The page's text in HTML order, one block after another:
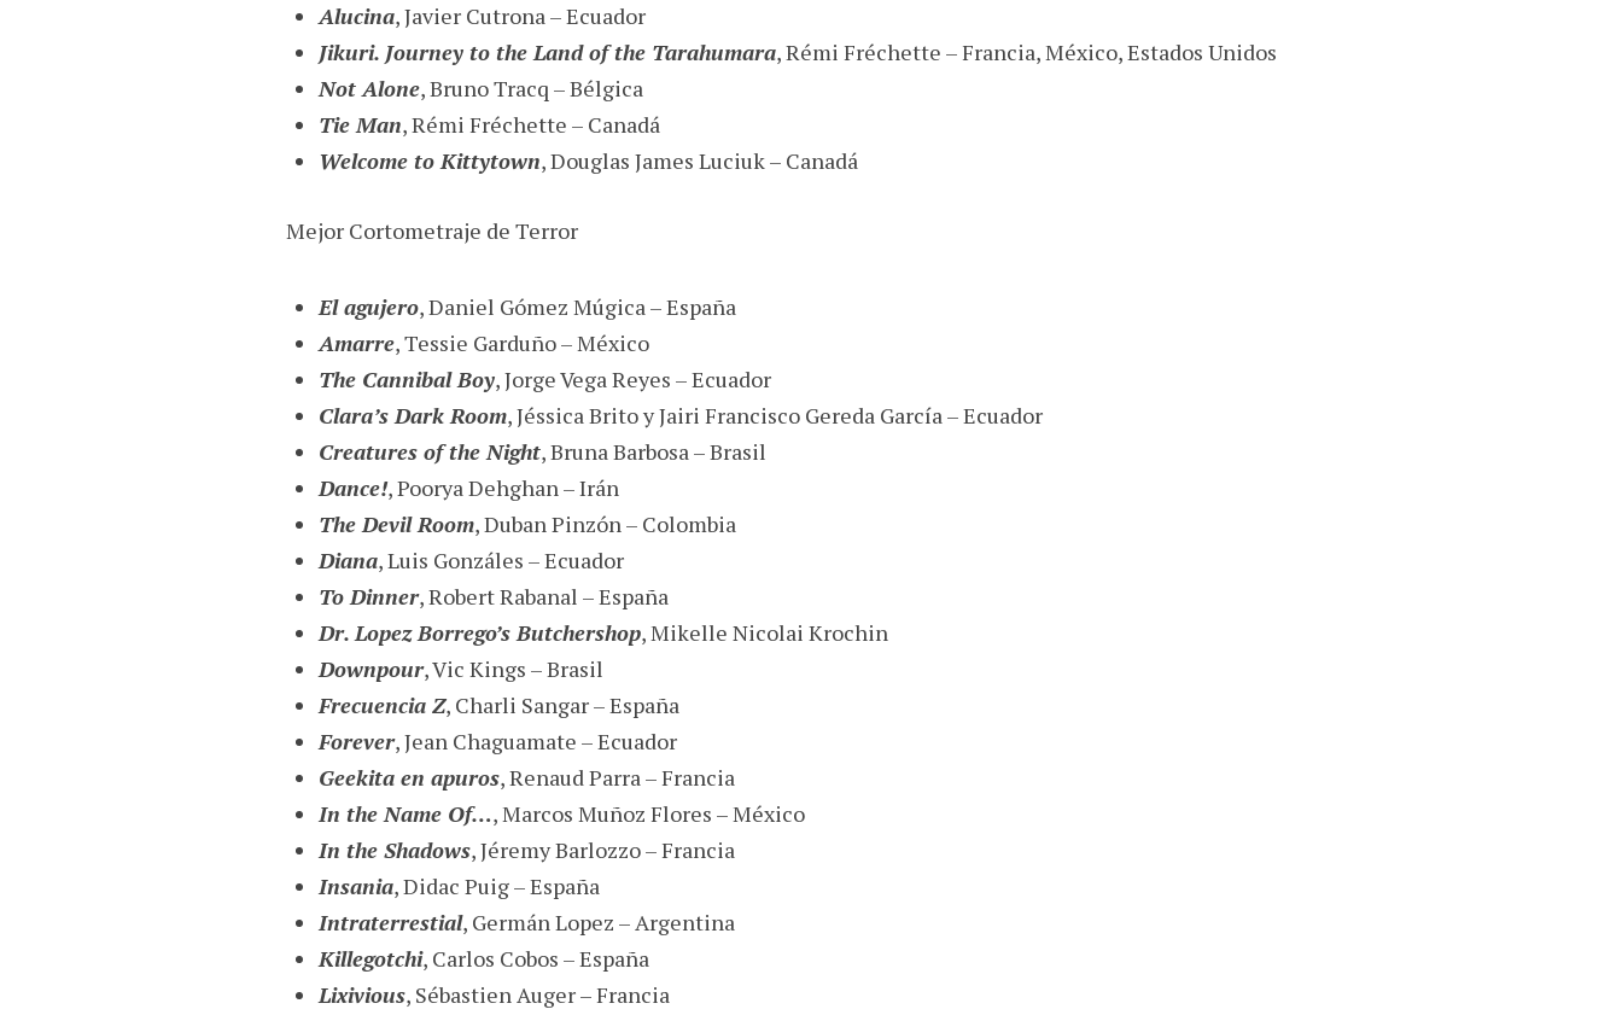
Alucina, Javier Cutrona – Ecuador
Jikuri. Journey to the Land of the Tarahumara, Rémi Fréchette – Francia, México, Estados Unidos
Not Alone, Bruno Tracq – Bélgica
Tie Man, Rémi Fréchette – Canadá
Welcome to Kittytown, Douglas James Luciuk – Canadá
Mejor Cortometraje de Terror
El agujero, Daniel Gómez Múgica – España
Amarre, Tessie Garduño – México
The Cannibal Boy, Jorge Vega Reyes – Ecuador
Clara’s Dark Room, Jéssica Brito y Jairi Francisco Gereda García – Ecuador
Creatures of the Night, Bruna Barbosa – Brasil
Dance!, Poorya Dehghan – Irán
The Devil Room, Duban Pinzón – Colombia
Diana, Luis Gonzáles – Ecuador
To Dinner, Robert Rabanal – España
Dr. Lopez Borrego’s Butchershop, Mikelle Nicolai Krochin
Downpour, Vic Kings – Brasil
Frecuencia Z, Charli Sangar – España
Forever, Jean Chaguamate – Ecuador
Geekita en apuros, Renaud Parra – Francia
In the Name Of…, Marcos Muñoz Flores – México
In the Shadows, Jéremy Barlozzo – Francia
Insania, Didac Puig – España
Intraterrestial, Germán Lopez – Argentina
Killegotchi, Carlos Cobos – España
Lixivious, Sébastien Auger – Francia